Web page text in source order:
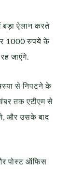
बड़ा ऐलान करते
1000 रुपये के
जाएंगे.
से निपटने के
तक एटीएम से
और उसके बाद
पोस्ट ऑफिस